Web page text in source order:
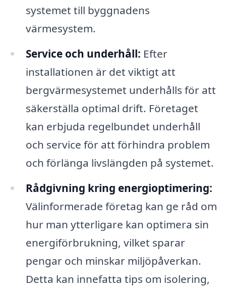
systemet till byggnadens
värmesystem.
Service och underhåll: Efter
installationen är det viktigt att
bergvärmesystemet underhålls för att
säkerställa optimal drift. Företaget
kan erbjuda regelbundet underhåll
och service för att förhindra problem
och förlänga livslängden på systemet.
Rådgivning kring energioptimering:
Välinformerade företag kan ge råd om
hur man ytterligare kan optimera sin
energiförbrukning, vilket sparar
pengar och minskar miljöpåverkan.
Detta kan innefatta tips om isolering,